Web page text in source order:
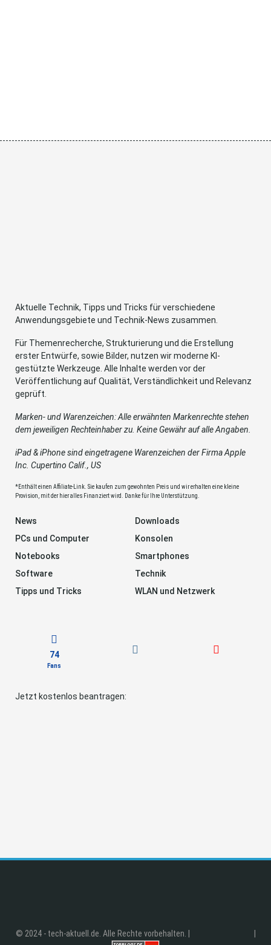
Aktuelle Technik, Tipps und Tricks für verschiedene
Anwendungsgebiete und Technik-News zusammen.
Für Themenrecherche, Strukturierung und die Erstellung
erster Entwürfe, sowie Bilder, nutzen wir moderne KI-
gestützte Werkzeuge. Alle Inhalte werden vor der
Veröffentlichung auf Qualität, Verständlichkeit und Relevanz
geprüft.
Marken- und Warenzeichen: Alle erwähnten Markenrechte stehen
dem jeweiligen Rechteinhaber zu. Keine Gewähr auf alle Angaben.
iPad & iPhone sind eingetragene Warenzeichen der Firma Apple
Inc. Cupertino Calif., US
*Enthält einen Affiliate-Link. Sie kaufen zum gewohnten Preis und wir erhalten eine kleine
Provision, mit der hier alles Finanziert wird. Danke für Ihre Unterstützung.
News
Downloads
PCs und Computer
Konsolen
Notebooks
Smartphones
Software
Technik
Tipps und Tricks
WLAN und Netzwerk
74
Fans
Jetzt kostenlos beantragen:
© 2024 - tech-aktuell.de. Alle Rechte vorbehalten. |